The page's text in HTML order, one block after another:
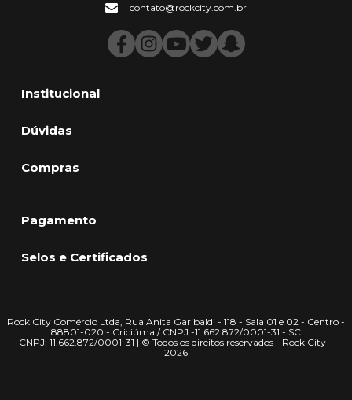
Institucional
Dúvidas
Compras
contato@rockcity.com.br
Pagamento
Selos e Certificados
Rock City Comércio Ltda, Rua Anita Garibaldi - 118 - Sala 01 e 02 - Centro -
88801-020 - Criciúma / CNPJ -11.662.872/0001-31 - SC
CNPJ: 11.662.872/0001-31 | © Todos os direitos reservados - Rock City -
2026